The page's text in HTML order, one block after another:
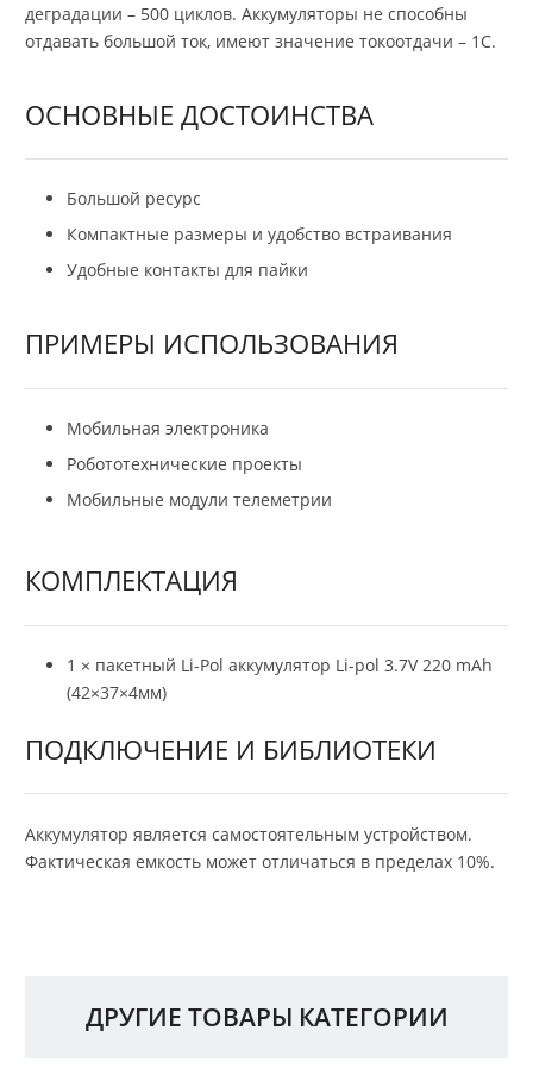
деградации – 500 циклов. Аккумуляторы не способны
отдавать большой ток, имеют значение токоотдачи – 1C.
ОСНОВНЫЕ ДОСТОИНСТВА
Большой ресурс
Компактные размеры и удобство встраивания
Удобные контакты для пайки
ПРИМЕРЫ ИСПОЛЬЗОВАНИЯ
Мобильная электроника
Робототехнические проекты
Мобильные модули телеметрии
КОМПЛЕКТАЦИЯ
1 × пакетный Li-Pol аккумулятор Li-pol 3.7V 220 mAh
(42×37×4мм)
ПОДКЛЮЧЕНИЕ И БИБЛИОТЕКИ
Аккумулятор является самостоятельным устройством.
Фактическая емкость может отличаться в пределах 10%.
ДРУГИЕ ТОВАРЫ КАТЕГОРИИ